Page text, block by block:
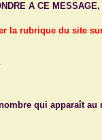
A CE MESSAGE,
la rubrique du site
qui apparaît au